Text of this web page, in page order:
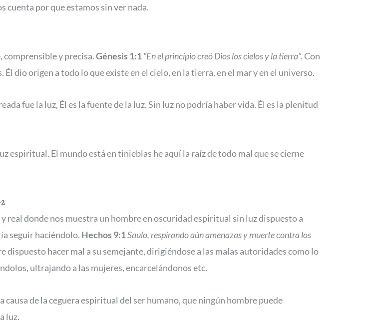
cuenta por que estamos sin ver nada.
comprensible y precisa.Génesis 1:1“En el principio creó Dios los cielos y la tierra”. Con
dio origen a todo lo que existe en el cielo, en la tierra, en el mar y en el universo.
fue la luz, Él es la fuente de la luz. Sin luz no podría haber vida. Él es la plenitud
espiritual. El mundo está en tinieblas he aquí la raíz de todo mal que se cierne
real donde nos muestra un hombre en oscuridad espiritual sin luz dispuesto a
seguir haciéndolo. Hechos 9:1Saulo, respirando aún amenazas y muerte contra los
dispuesto hacer mal a su semejante, dirigiéndose a las malas autoridades como lo
ultrajando a las mujeres, encarcelándonos etc.
de la ceguera espiritual del ser humano, que ningún hombre puede
luz.